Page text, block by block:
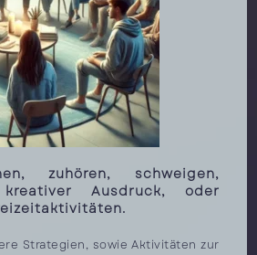
zuhören, schweigen,
kreativer Ausdruck, oder
Strategien, sowie Aktivitäten zur